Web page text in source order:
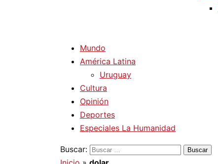
Mundo
América Latina
Uruguay
Cultura
Opinión
Deportes
Especiales La Humanidad
Buscar: